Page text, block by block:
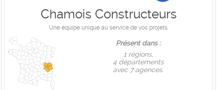
Chamois Constructeurs
Une équipe unique au service de vos projets.
Présent dans :
1 règions,
4 départements
avec 7 agences.